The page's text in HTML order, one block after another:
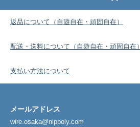
返品について（自遊自在・頑固自在）
配送・送料について（自遊自在・頑固自在）
支払い方法について
メールアドレス
wire.osaka@nippoly.com